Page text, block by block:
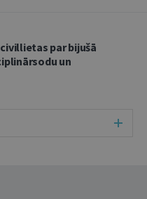
par bijušā
un